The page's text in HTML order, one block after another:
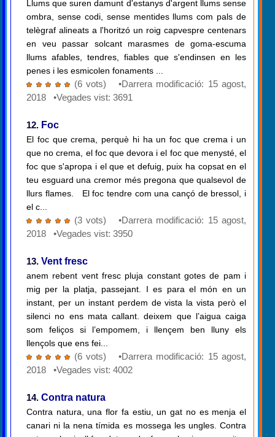
Llums que suren damunt d'estanys d'argent llums sense
ombra, sense codi, sense mentides llums com pals de
telègraf alineats a l'horitzó un roig capvespre centenars
en veu passar solcant marasmes de goma-escuma
llums afables, tendres, fiables que s'endinsen en les
penes i les esmicolen fonaments ...
(6 vots) •Darrera modificació: 15 agost,
2018 •Vegades vist: 3691
12. Foc
El foc que crema, perquè hi ha un foc que crema i un
que no crema, el foc que devora i el foc que menysté, el
foc que s'apropa i el que et defuig, puix ha copsat en el
teu esguard una cremor més pregona que qualsevol de
llurs flames. El foc tendre com una cançó de bressol, i
el c...
(3 vots) •Darrera modificació: 15 agost,
2018 •Vegades vist: 3950
13. Vent fresc
anem rebent vent fresc pluja constant gotes de pam i
mig per la platja, passejant. I es para el món en un
instant, per un instant perdem de vista la vista però el
silenci no ens mata callant. deixem que l’aigua caiga
som feliços si l’empomem, i llençem ben lluny els
llençols que ens fei...
(6 vots) •Darrera modificació: 15 agost,
2018 •Vegades vist: 4002
14. Contra natura
Contra natura, una flor fa estiu, un gat no es menja el
canari ni la nena tímida es mossega les ungles. Contra